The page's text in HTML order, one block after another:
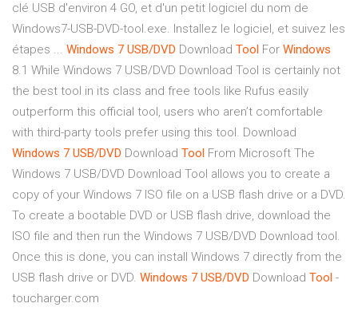
clé USB d'environ 4 GO, et d'un petit logiciel du nom de
Windows7-USB-DVD-tool.exe. Installez le logiciel, et suivez les
étapes ... Windows 7 USB/DVD Download Tool For Windows
8.1 While Windows 7 USB/DVD Download Tool is certainly not
the best tool in its class and free tools like Rufus easily
outperform this official tool, users who aren’t comfortable
with third-party tools prefer using this tool. Download
Windows 7 USB/DVD Download Tool From Microsoft The
Windows 7 USB/DVD Download Tool allows you to create a
copy of your Windows 7 ISO file on a USB flash drive or a DVD.
To create a bootable DVD or USB flash drive, download the
ISO file and then run the Windows 7 USB/DVD Download tool.
Once this is done, you can install Windows 7 directly from the
USB flash drive or DVD. Windows 7 USB/DVD Download Tool -
toucharger.com